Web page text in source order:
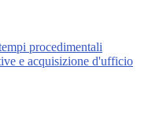
procedimentali
e acquisizione d'ufficio